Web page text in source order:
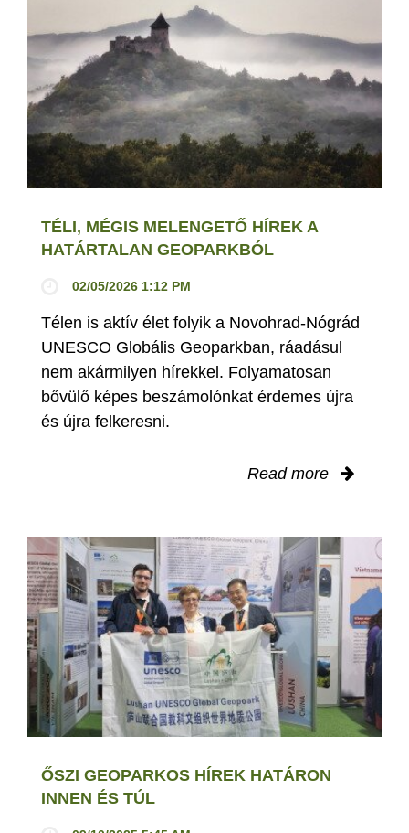
TÉLI, MÉGIS MELENGETŐ HÍREK A
HATÁRTALAN GEOPARKBÓL
02/05/2026 1:12 PM
Télen is aktív élet folyik a Novohrad-Nógrád
UNESCO Globális Geoparkban, ráadásul
nem akármilyen hírekkel. Folyamatosan
bővülő képes beszámolónkat érdemes újra
és újra felkeresni.
Read more
ŐSZI GEOPARKOS HÍREK HATÁRON
INNEN ÉS TÚL